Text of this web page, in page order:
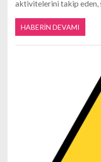
aktivitelerini takip eden,
HABERIN DEVAMI